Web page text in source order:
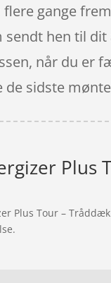
flere gange
hen til
når du
de sidste
Plus
Plus Tour – Tråddæk